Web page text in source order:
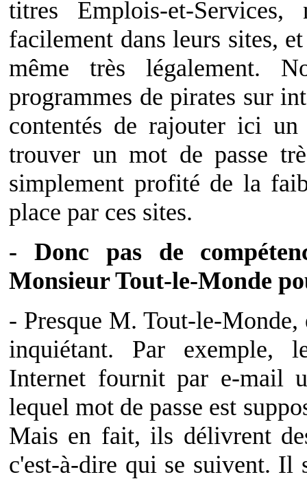
titres Emplois-et-
facilement dans leurs sites,
même très légalement.
programmes de pirates sur
contentés de rajouter ici
trouver un mot de passe
simplement profité de la
place par ces sites.
- Donc pas de
Monsieur Tout-le-Monde
- Presque M. Tout-le-Monde,
inquiétant. Par exemple,
Internet fournit par e-mail
lequel mot de passe est
Mais en fait, ils délivrent
c'est-à-dire qui se suivent. Il